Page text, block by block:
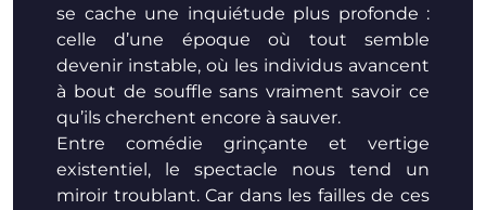
se cache une inquiétude plus profonde :
celle d’une époque où tout semble
devenir instable, où les individus avancent
à bout de souffle sans vraiment savoir ce
qu’ils cherchent encore à sauver.
Entre comédie grinçante et vertige
existentiel, le spectacle nous tend un
miroir troublant. Car dans les failles de ces